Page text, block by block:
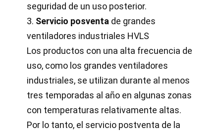
seguridad de un uso posterior.
3. Servicio posventa de grandes
ventiladores industriales HVLS
Los productos con una alta frecuencia de
uso, como los grandes ventiladores
industriales, se utilizan durante al menos
tres temporadas al año en algunas zonas
con temperaturas relativamente altas.
Por lo tanto, el servicio postventa de la